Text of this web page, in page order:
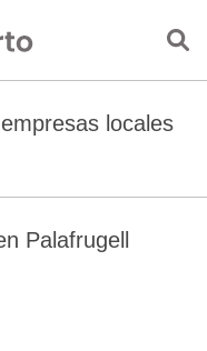
locales
Palafrugell